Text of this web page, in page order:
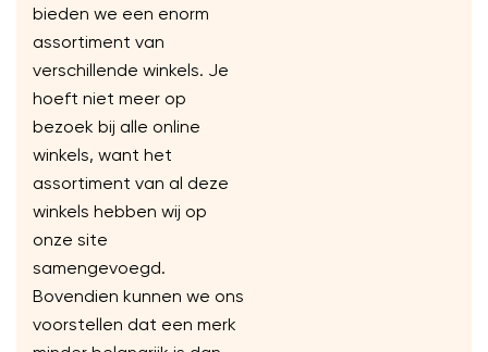
bieden we een enorm
assortiment van
verschillende winkels. Je
hoeft niet meer op
bezoek bij alle online
winkels, want het
assortiment van al deze
winkels hebben wij op
onze site
samengevoegd.
Bovendien kunnen we ons
voorstellen dat een merk